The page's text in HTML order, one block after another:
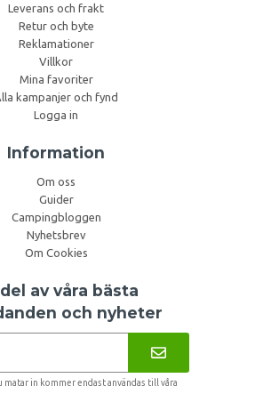
Leverans och frakt
Retur och byte
Reklamationer
Villkor
Mina favoriter
kampanjer och fynd
Logga in
Information
Om oss
Guider
Campingbloggen
Nyhetsbrev
Om Cookies
av våra bästa
och nyheter
in kommer endast användas till våra